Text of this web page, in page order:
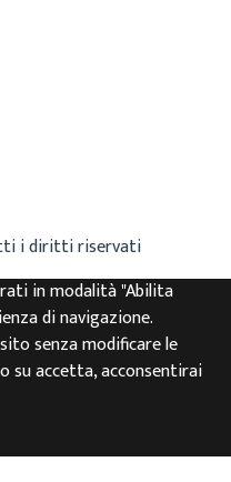
i diritti riservati
in modalità "Abilita
di navigazione.
senza modificare le
su accetta, acconsentirai